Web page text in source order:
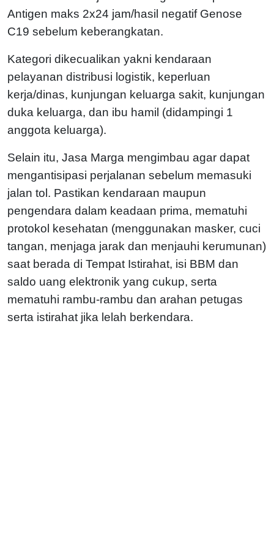
Antigen maks 2x24 jam/hasil negatif Genose
C19 sebelum keberangkatan.
Kategori dikecualikan yakni kendaraan
pelayanan distribusi logistik, keperluan
kerja/dinas, kunjungan keluarga sakit, kunjungan
duka keluarga, dan ibu hamil (didampingi 1
anggota keluarga).
Selain itu, Jasa Marga mengimbau agar dapat
mengantisipasi perjalanan sebelum memasuki
jalan tol. Pastikan kendaraan maupun
pengendara dalam keadaan prima, mematuhi
protokol kesehatan (menggunakan masker, cuci
tangan, menjaga jarak dan menjauhi kerumunan)
saat berada di Tempat Istirahat, isi BBM dan
saldo uang elektronik yang cukup, serta
mematuhi rambu-rambu dan arahan petugas
serta istirahat jika lelah berkendara.